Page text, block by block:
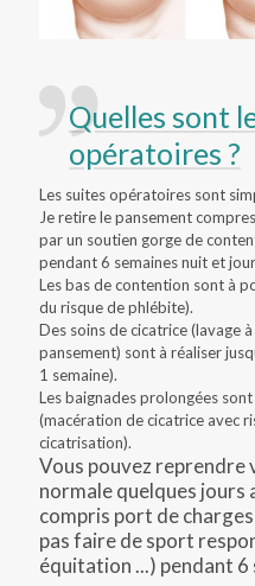
Quelles sont
opératoires ?
Les suites opératoires sont
Je retire le pansement
par un soutien gorge de
pendant 6 semaines nuit et
Les bas de contention sont à
du risque de phlébite).
Des soins de cicatrice (lavage
pansement) sont à réaliser
1 semaine).
Les baignades prolongées
(macération de cicatrice avec
cicatrisation).
Vous pouvez
normale quelques jours
compris port de
pas faire de sport
équitation ...) pendant 6